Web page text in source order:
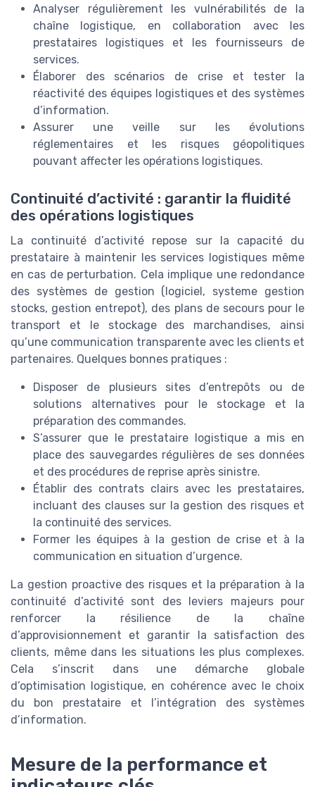
Analyser régulièrement les vulnérabilités de la
chaîne logistique, en collaboration avec les
prestataires logistiques et les fournisseurs de
services.
Élaborer des scénarios de crise et tester la
réactivité des équipes logistiques et des systèmes
d’information.
Assurer une veille sur les évolutions
réglementaires et les risques géopolitiques
pouvant affecter les opérations logistiques.
Continuité d’activité : garantir la fluidité
des opérations logistiques
La continuité d’activité repose sur la capacité du
prestataire à maintenir les services logistiques même
en cas de perturbation. Cela implique une redondance
des systèmes de gestion (logiciel, systeme gestion
stocks, gestion entrepot), des plans de secours pour le
transport et le stockage des marchandises, ainsi
qu’une communication transparente avec les clients et
partenaires. Quelques bonnes pratiques :
Disposer de plusieurs sites d’entrepôts ou de
solutions alternatives pour le stockage et la
préparation des commandes.
S’assurer que le prestataire logistique a mis en
place des sauvegardes régulières de ses données
et des procédures de reprise après sinistre.
Établir des contrats clairs avec les prestataires,
incluant des clauses sur la gestion des risques et
la continuité des services.
Former les équipes à la gestion de crise et à la
communication en situation d’urgence.
La gestion proactive des risques et la préparation à la
continuité d’activité sont des leviers majeurs pour
renforcer la résilience de la chaîne
d’approvisionnement et garantir la satisfaction des
clients, même dans les situations les plus complexes.
Cela s’inscrit dans une démarche globale
d’optimisation logistique, en cohérence avec le choix
du bon prestataire et l’intégration des systèmes
d’information.
Mesure de la performance et